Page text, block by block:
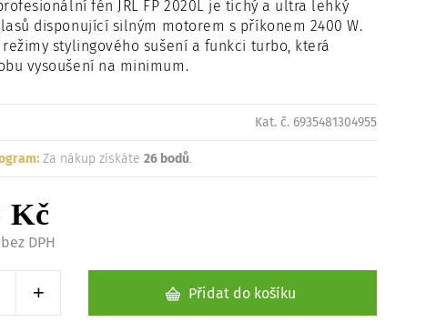
Načítám
fén JRL FP 2020L je tichý a ultra lehký
disponující silným motorem s příkonem 2400 W.
stylingového sušení a funkci turbo, která
vysoušení na minimum.
Kat. č. 6935481304955
Za nákup získáte26 bodů.
Kč
DPH
1 kusZvýšit o 1 kus
+ Přidat do košíku